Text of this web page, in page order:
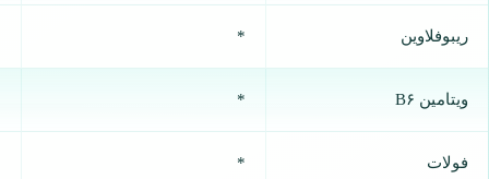
ریبوفلاوین *
ویتامین B۶ *
فولات *